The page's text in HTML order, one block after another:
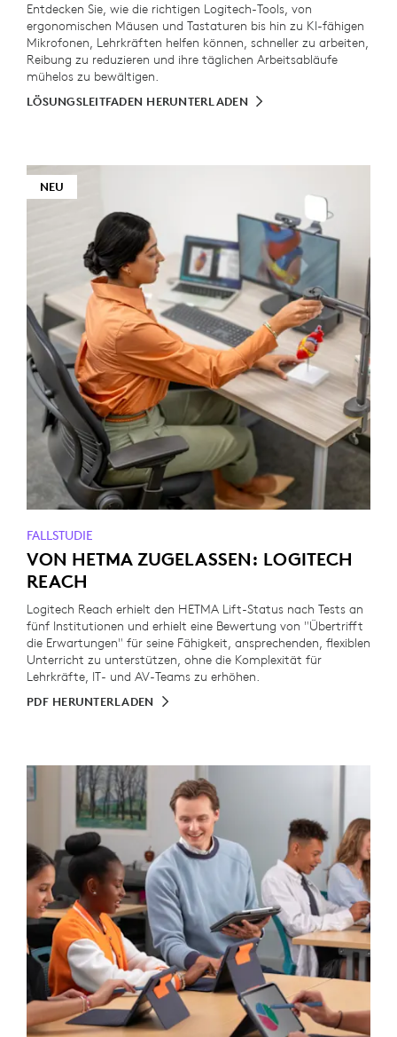
Entdecken Sie, wie die richtigen Logitech-Tools, von
ergonomischen Mäusen und Tastaturen bis hin zu KI-fähigen
Mikrofonen, Lehrkräften helfen können, schneller zu arbeiten,
Reibung zu reduzieren und ihre täglichen Arbeitsabläufe
mühelos zu bewältigen.
LÖSUNGSLEITFADEN HERUNTERLADEN
NEU
FALLSTUDIE
VON HETMA ZUGELASSEN: LOGITECH
REACH
Logitech Reach erhielt den HETMA Lift-Status nach Tests an
fünf Institutionen und erhielt eine Bewertung von "Übertrifft
die Erwartungen" für seine Fähigkeit, ansprechenden, flexiblen
Unterricht zu unterstützen, ohne die Komplexität für
Lehrkräfte, IT- und AV-Teams zu erhöhen.
PDF HERUNTERLADEN